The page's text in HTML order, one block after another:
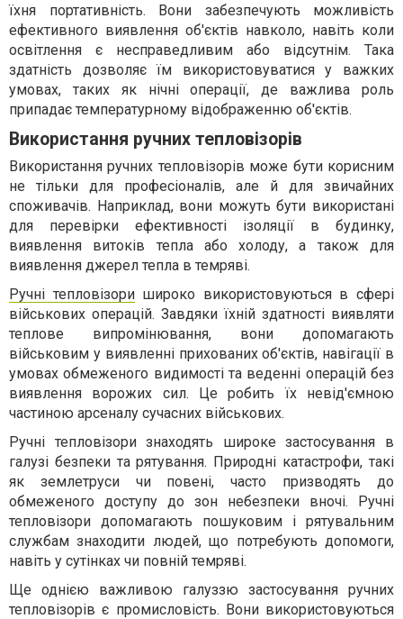
їхня портативність. Вони забезпечують можливість
ефективного виявлення об'єктів навколо, навіть коли
освітлення є несправедливим або відсутнім. Така
здатність дозволяє їм використовуватися у важких
умовах, таких як нічні операції, де важлива роль
припадає температурному відображенню об'єктів.
Використання ручних тепловізорів
Використання ручних тепловізорів може бути корисним
не тільки для професіоналів, але й для звичайних
споживачів. Наприклад, вони можуть бути використані
для перевірки ефективності ізоляції в будинку,
виявлення витоків тепла або холоду, а також для
виявлення джерел тепла в темряві.
Ручні тепловізоришироко використовуються в сфері
військових операцій. Завдяки їхній здатності виявляти
теплове випромінювання, вони допомагають
військовим у виявленні прихованих об'єктів, навігації в
умовах обмеженого видимості та веденні операцій без
виявлення ворожих сил. Це робить їх невід'ємною
частиною арсеналу сучасних військових.
Ручні тепловізори знаходять широке застосування в
галузі безпеки та рятування. Природні катастрофи, такі
як землетруси чи повені, часто призводять до
обмеженого доступу до зон небезпеки вночі. Ручні
тепловізори допомагають пошуковим і рятувальним
службам знаходити людей, що потребують допомоги,
навіть у сутінках чи повній темряві.
Ще однією важливою галуззю застосування ручних
тепловізорів є промисловість. Вони використовуються